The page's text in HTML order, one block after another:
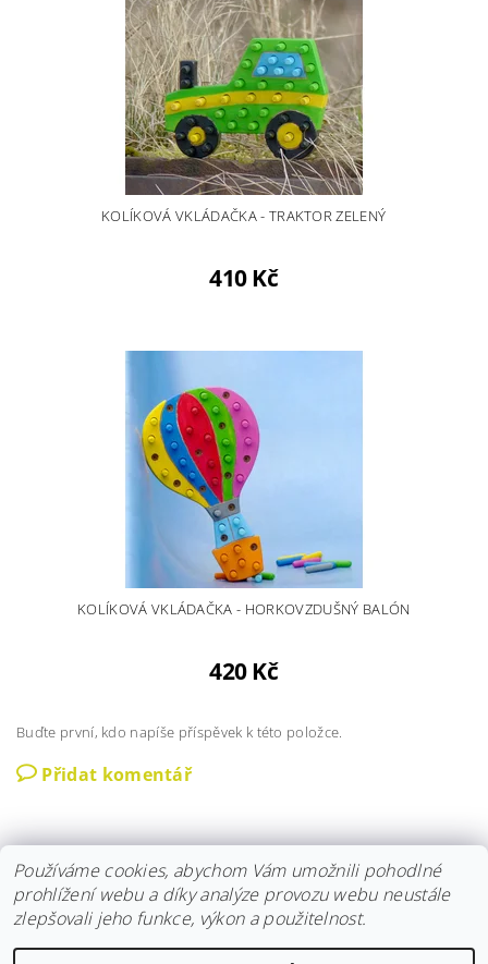
KOLÍKOVÁ VKLÁDAČKA - TRAKTOR ZELENÝ
410 Kč
KOLÍKOVÁ VKLÁDAČKA - HORKOVZDUŠNÝ BALÓN
420 Kč
Buďte první, kdo napíše příspěvek k této položce.
Přidat komentář
Instagram | Fler | Facebook
Používáme cookies, abychom Vám umožnili pohodlné
prohlížení webu a díky analýze provozu webu neustále
zlepšovali jeho funkce, výkon a použitelnost.